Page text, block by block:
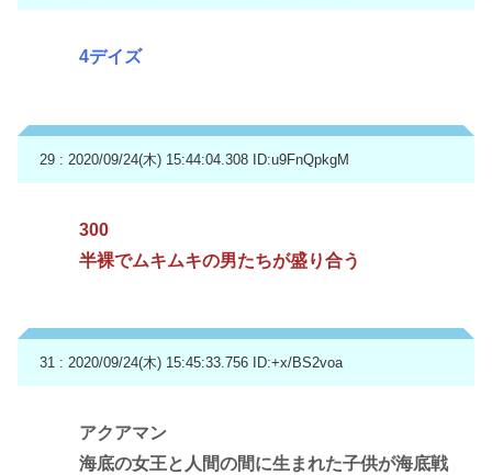
4デイズ
29 : 2020/09/24(木) 15:44:04.308 ID:u9FnQpkgM
300
半裸でムキムキの男たちが盛り合う
31 : 2020/09/24(木) 15:45:33.756 ID:+x/BS2voa
アクアマン
海底の女王と人間の間に生まれた子供が海底戦